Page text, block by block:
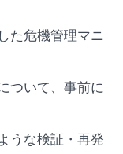
た危機管理マニ
ついて、事前に
うな検証・再発